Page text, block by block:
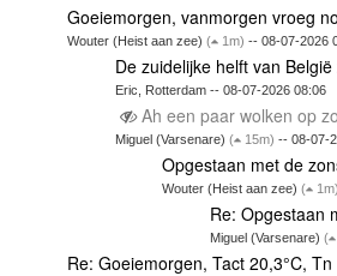
Goeiemorgen, vanmorgen vroeg
Wouter (Heist aan zee)( 1m) -- 08-07-2026
De zuidelijke helft van
Eric, Rotterdam -- 08-07-2026 08:06
Ah een paar wolken op
Miguel (Varsenare) ( 15m) -- 08-07-
Opgestaan met de
Wouter (Heist aan zee)( 1m)
Re: Opgestaan
Miguel (Varsenare) (
Re: Goeiemorgen, Tact 20,3°C,